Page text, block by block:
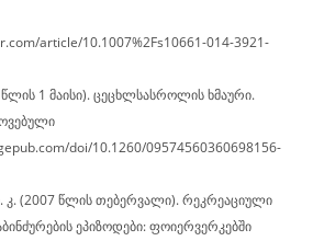
article/10.1007%2Fs10661-014-3921-
1 მაისი). ცეცხლსასროლის ხმაური.
doi/10.1260/09574560360698156-
კ. (2007 წლის თებერვალი). რეკრეაციული
ეპიზოდები: ფოიერვერკებში